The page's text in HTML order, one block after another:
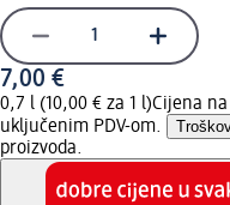
7,00 €
0,7 l (10,00 € za 1 l)Cijena
uključenim PDV-om.
proizvoda.